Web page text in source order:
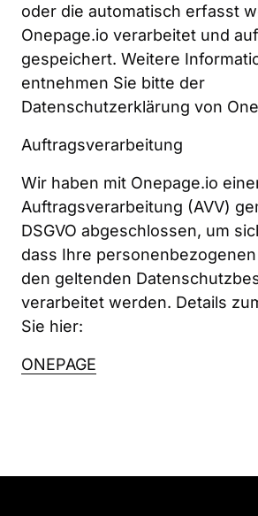
oder die automatisch erfasst
Onepage.io verarbeitet und
gespeichert. Weitere
entnehmen Sie bitte der
Datenschutzerklärung von
Auftragsverarbeitung
Wir haben mit Onepage.io
Auftragsverarbeitung (AVV)
DSGVO abgeschlossen, um
dass Ihre
den geltenden
verarbeitet werden. Details
Sie hier:
ONEPAGE